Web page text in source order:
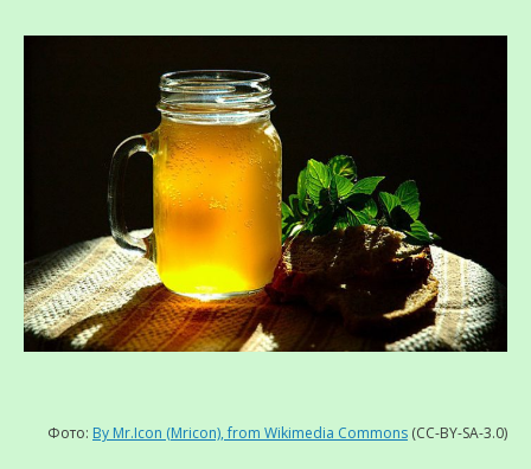
Фото: By Mr.Icon (Mricon), from Wikimedia Commons (CC-BY-SA-3.0)